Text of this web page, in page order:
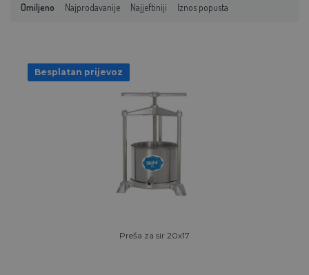
Omiljeno Najprodavanije Najjeftiniji Iznos popusta
Besplatan prijevoz
Preša za sir 20x17